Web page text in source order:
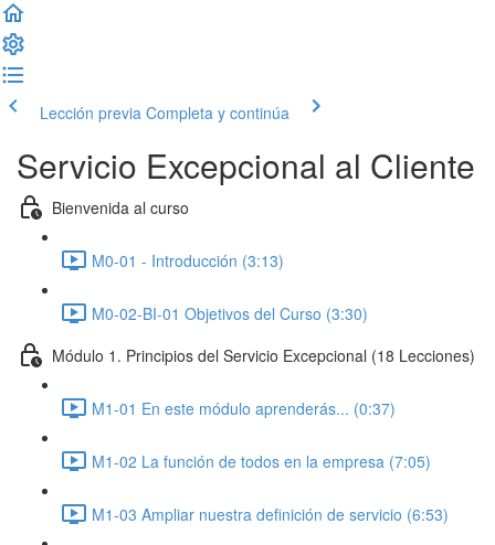
Lección previa Completa y continúa
Servicio Excepcional al Cliente
Bienvenida al curso
M0-01 - Introducción (3:13)
M0-02-BI-01 Objetivos del Curso (3:30)
Módulo 1. Principios del Servicio Excepcional (18 Lecciones)
M1-01 En este módulo aprenderás... (0:37)
M1-02 La función de todos en la empresa (7:05)
M1-03 Ampliar nuestra definición de servicio (6:53)